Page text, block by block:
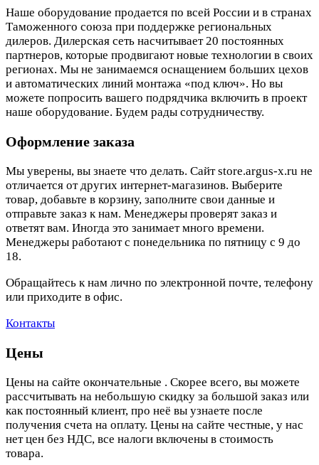
Наше оборудование продается по всей России и в странах
Таможенного союза при поддержке региональных
дилеров. Дилерская сеть насчитывает 20 постоянных
партнеров, которые продвигают новые технологии в своих
регионах. Мы не занимаемся оснащением больших цехов
и автоматических линий монтажа «под ключ». Но вы
можете попросить вашего подрядчика включить в проект
наше оборудование. Будем рады сотрудничеству.
Оформление заказа
Мы уверены, вы знаете что делать. Сайт store.argus-x.ru не
отличается от других интернет-магазинов. Выберите
товар, добавьте в корзину, заполните свои данные и
отправьте заказ к нам. Менеджеры проверят заказ и
ответят вам. Иногда это занимает много времени.
Менеджеры работают с понедельника по пятницу с 9 до
18.
Обращайтесь к нам лично по электронной почте, телефону
или приходите в офис.
Контакты
Цены
Цены на сайте окончательные . Скорее всего, вы можете
рассчитывать на небольшую скидку за большой заказ или
как постоянный клиент, про неё вы узнаете после
получения счета на оплату. Цены на сайте честные, у нас
нет цен без НДС, все налоги включены в стоимость
товара.